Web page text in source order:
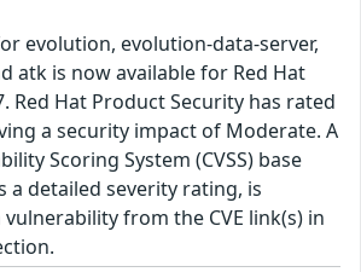
evolution, evolution-data-server,
atk is now available for Red Hat
Red Hat Product Security has rated
a security impact of Moderate. A
Scoring System (CVSS) base
a detailed severity rating, is
from the CVE link(s) in